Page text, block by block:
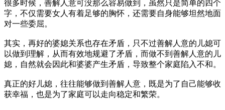
很多时候，善解人意可没那么容易做到，虽然只是简单的四个
字，不仅需要女人有着足够的胸怀，还需要自身能够坦然地面
对一些委屈。
其实，再好的婆媳关系也存在矛盾，只不过善解人意的儿媳可
以做到理解，从而有效地规避了矛盾，而做不到善解人意的儿
媳，自然就会因此和婆婆产生矛盾，导致整个家庭陷入不和。
真正的好儿媳，往往能够做到善解人意，既是为了自己能够收
获幸福，也是为了家庭可以走向稳定和繁荣。